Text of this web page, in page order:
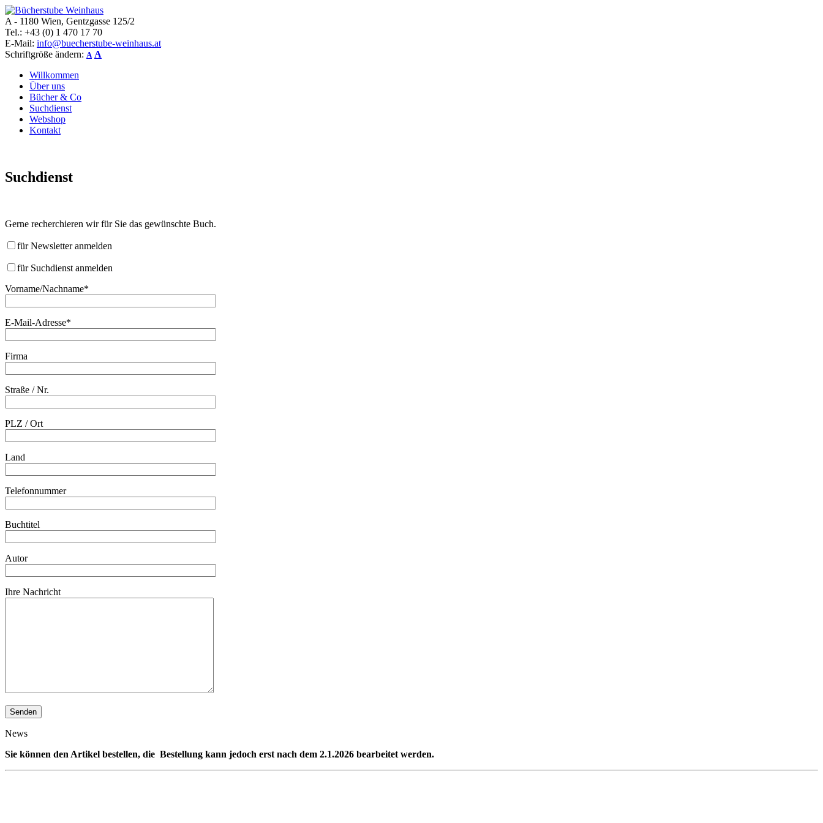
Bücherstube Weinhaus
Verkauf von seltenen antiquarischen und alten, teilweise noch verlagsneuen Bücher.
A - 1180 Wien, Gentzgasse 125/2
Tel.: +43 (0) 1 470 17 70
E-Mail: info@buecherstube-weinhaus.at
Schriftgröße ändern: A A
Willkommen
Über uns
Bücher & Co
Suchdienst
Webshop
Kontakt
Suchdienst
Gerne recherchieren wir für Sie das gewünschte Buch.
für Newsletter anmelden
für Suchdienst anmelden
Vorname/Nachname*
E-Mail-Adresse*
Firma
Straße / Nr.
PLZ / Ort
Land
Telefonnummer
Buchtitel
Autor
Ihre Nachricht
News
Sie können den Artikel bestellen, die Bestellung kann jedoch erst nach dem 2.1.2026 bearbeitet werden.